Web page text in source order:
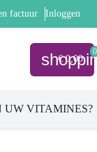
factuur Inloggen
€ 0,00
0
UW VITAMINES?